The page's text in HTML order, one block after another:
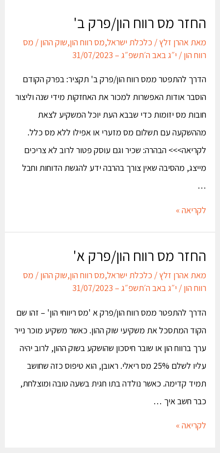
החזר מס רווח הון/פרק ב'
מאתאהרן זלץ/כלכלת ישראל,מס רווח הון,שוק ההון/מס
רווח הון/י״ג באב ה׳תשפ״ג – 31/07/2023
הדרך להתפטר ממס רווח הון/פרק ב' תקציר: בפרק הקודם
הוסבר אודות האפשרות למכור את האחזקות מידי שנה וליצור
חובות מס יזומות כדי שבבא העת יוכל המשקיע לצאת
מההשקעה עם תשלום מס מזערי או אפילו ללא מס כלל.
לקריאה>>> הבהרה: שכיר וגם עוסק פטור לרוב לא צריכים
מייצג, מהסיבה שאין צורך בהרבה ידע להגשת הדוחות וחבל
…
לקריאה »
החזר מס רווח הון/פרק א'
מאתאהרן זלץ/כלכלת ישראל,מס רווח הון,שוק ההון/מס
רווח הון/י״ג באב ה׳תשפ״ג – 31/07/2023
הדרך להתפטר ממס רווח הון/פרק א 'מס ריווחי הון' – זהו שם
הקוד המתסכל את משקיעי שוק ההון. כאשר משקיע מוכר נייר
ערך ברווח הון או שובר חיסכון שהושקע בשוק ההון, לרוב יהיה
עליו לשלם 25% מס ריאלי. ראובן, הוא טיפוס כזה שחושב
תמיד קדימה. כאשר נולדה בתו חגית בשעה טובה ומוצלחת,
כבר חשב איך …
לקריאה »